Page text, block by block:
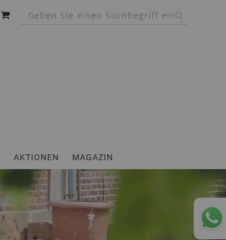
AKTIONEN MAGAZIN